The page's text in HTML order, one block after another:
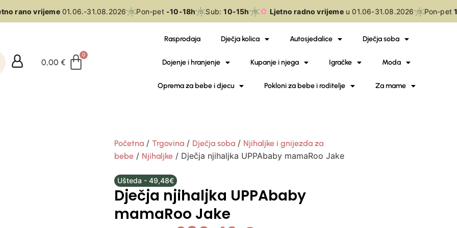
rano vrijeme01.06.-31.08.2026 Pon-pet-10-18h Sub:10-15h Ljetno radno vrijemeu 01.06-31.08.2026 Pon-pet
0,00€
Rasprodaja Dječja kolica Autosjedalice Dječja soba
Dojenje i hranjenje Kupanje i njega Igračke Moda
Oprema za bebe i djecu Pokloni za bebe i roditelje Za mame
Početna / Trgovina / Dječja soba / Njihaljke i gnijezda za
bebe / Njihaljke / Dječja njihaljka UPPAbaby mamaRoo Jake
Ušteda - 49,48€
Dječja njihaljka UPPAbaby
mamaRoo Jake